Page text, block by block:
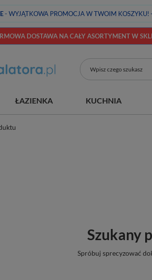
- WYJĄTKOWA PROMOCJA W TWOIM KOSZYKU! -
DOSTAWA NA CAŁY ASORTYMENT W
ŁAZIENKA KUCHNIA
Szukany
Spróbuj sprecyzować